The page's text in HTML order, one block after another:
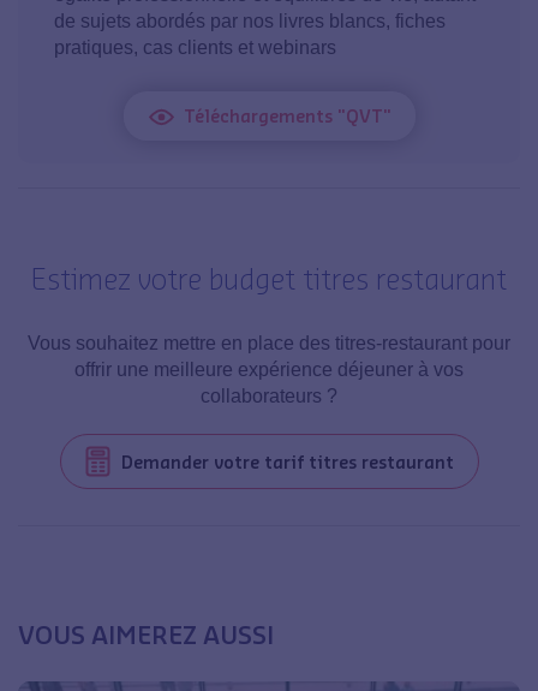
de sujets abordés par nos livres blancs, fiches
pratiques, cas clients et webinars
Téléchargements "QVT"
Estimez votre budget titres restaurant
Vous souhaitez mettre en place des titres-restaurant pour
offrir une meilleure expérience déjeuner à vos
collaborateurs ?
Demander votre tarif titres restaurant
VOUS AIMEREZ AUSSI